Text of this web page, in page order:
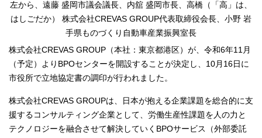
左から、遠藤 盛岡市議会議長、内舘 盛岡市長、高橋（「高」は、
はしごだか） 株式会社CREVAS GROUP代表取締役会長、小野 岩
手県ものづくり自動車産業振興室長
株式会社CREVAS GROUP（本社：東京都港区）が、令和6年11月
（予定）よりBPOセンターを開設することが決定し、10月16日に
市役所で立地協定書の調印が行われました。
株式会社CREVAS GROUPは、日本が抱える企業課題を総合的に支
援するコンサルティング企業として、労働生産性課題を人の力と
テクノロジーを融合させて解決していくBPOサービス（外部委託